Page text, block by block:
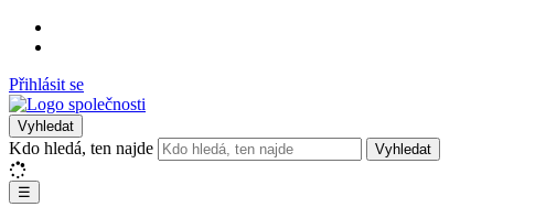
Přihlásit se
Vyhledat
Kdo hledá, ten najde Vyhledat
☰